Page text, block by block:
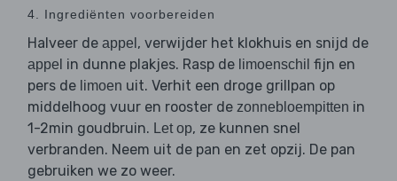
4. Ingrediënten voorbereiden
Halveer de appel , verwijder het klokhuis en snijd de
appel in dunne plakjes. Rasp de limoenschil fijn en
pers de limoen uit. Verhit een droge grillpan op
middelhoog vuur en rooster de zonnebloempitten in
1-2min goudbruin. Let op, ze kunnen snel
verbranden. Neem uit de pan en zet opzij. De pan
gebruiken we zo weer.